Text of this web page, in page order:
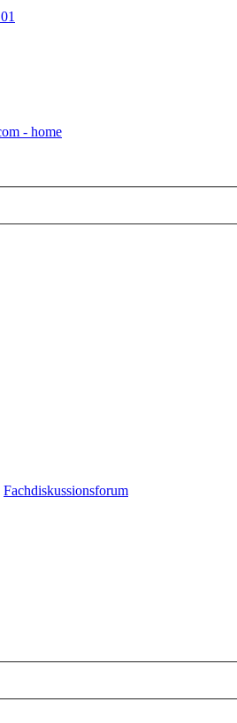
Fachdiskussionsforum